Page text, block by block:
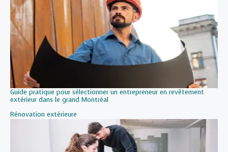
Guide pratique pour sélectionner un entrepreneur en revêtement
extérieur dans le grand Montréal
Par rapport à
Rénovation extérieure